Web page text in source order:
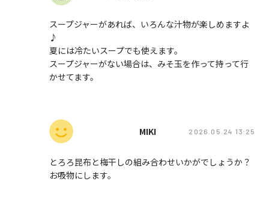
スープジャーがあれば、いろんな汁物が楽しめますよ
♪
夏には冷たいスープでも使えます。
スープジャーがない場合は、みそ玉を作って持って行
かせてます。
MIKI 2026.05.24 13:25
とろろ昆布と梅干しの組み合わせいかがでしょうか？
お吸物にします。